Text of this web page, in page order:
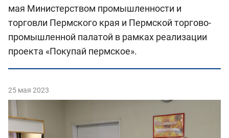
мая Министерством промышленности и
торговли Пермского края и Пермской торгово-
промышленной палатой в рамках реализации
проекта «Покупай пермское».
25 мая 2023